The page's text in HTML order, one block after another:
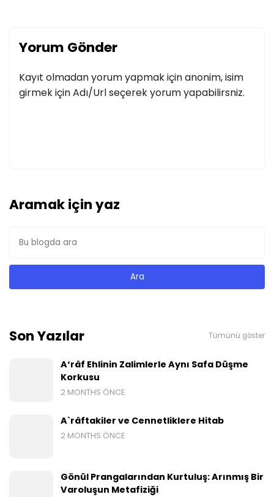
Yorum Gönder
Kayıt olmadan yorum yapmak için anonim, isim
girmek için Adı/Url seçerek yorum yapabilirsniz.
Aramak için yaz
Son Yazılar Tümünü göster
A‘râf Ehlinin Zalimlerle Aynı Safa Düşme
Korkusu
2 MONTHS ÖNCE
A`râftakiler ve Cennetliklere Hitab
2 MONTHS ÖNCE
Gönül Prangalarından Kurtuluş: Arınmış Bir
Varoluşun Metafiziği